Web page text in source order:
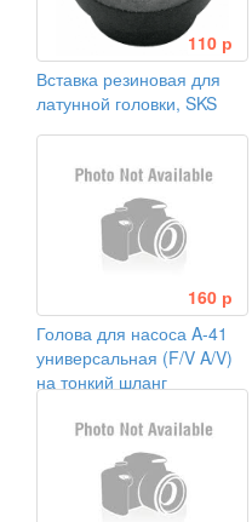
110 р
Вставка резиновая для
латунной головки, SKS
160 р
Голова для насоса A-41
универсальная (F/V A/V)
на тонкий шланг